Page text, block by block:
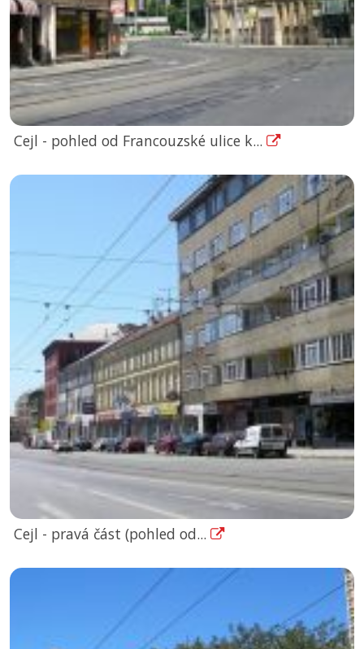
Cejl - pohled od Francouzské ulice k...
Cejl - pravá část (pohled od...